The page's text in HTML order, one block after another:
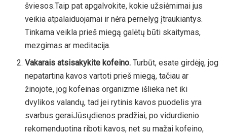
šviesos.Taip pat apgalvokite, kokie užsiėmimai jus
veikia atpalaiduojamai ir nėra pernelyg įtraukiantys.
Tinkama veikla prieš miegą galėtų būti skaitymas,
mezgimas ar meditacija.
Vakarais atsisakykite kofeino.Turbūt, esate girdėję, jog
nepatartina kavos vartoti prieš miegą, tačiau ar
žinojote, jog kofeinas organizme išlieka net iki
dvylikos valandų, tad jei rytinis kavos puodelis yra
svarbus geraiJūsųdienos pradžiai, po vidurdienio
rekomenduotina riboti kavos, net su mažai kofeino,